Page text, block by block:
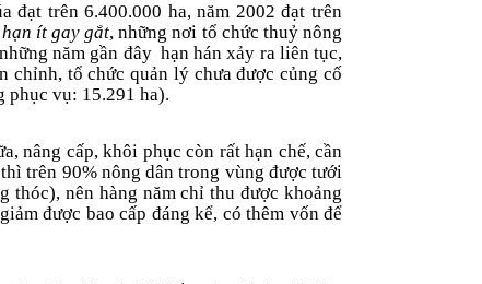
trên 6.400.000 ha, năm 2002 đạt trên
hạn ít gay gắt, những nơi tổ chức thuỷ nông
năm gần đây hạn hán xảy ra liên tục,
tổ chức quản lý chưa được củng cố
vụ: 15.291 ha).
nâng cấp, khôi phục còn rất hạn chế, cần
trên 90% nông dân trong vùng được tưới
nên hàng năm chỉ thu đ­ược khoảng
được bao cấp đáng kể, có thêm vốn để